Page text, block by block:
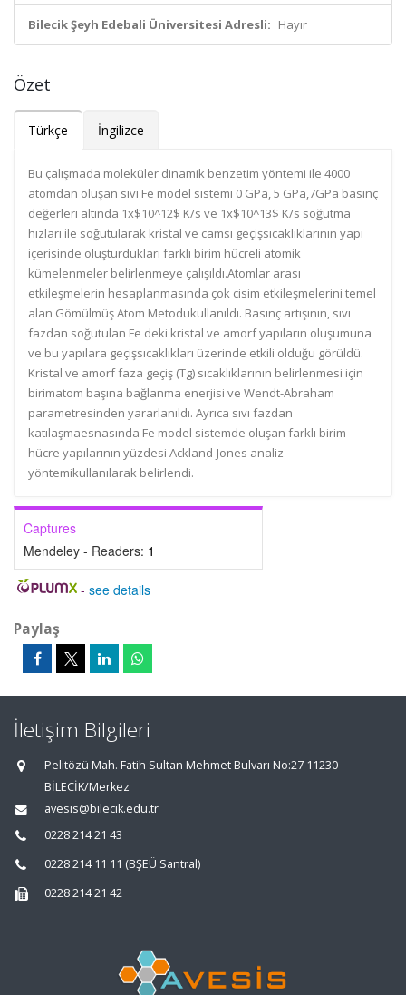
Bilecik Şeyh Edebali Üniversitesi Adresli: Hayır
Özet
Türkçe İngilizce
Bu çalışmada moleküler dinamik benzetim yöntemi ile 4000
atomdan oluşan sıvı Fe model sistemi 0 GPa, 5 GPa,7GPa basınç
değerleri altında 1x$10^12$ K/s ve 1x$10^13$ K/s soğutma
hızları ile soğutularak kristal ve camsı geçişsıcaklıklarının yapı
içerisinde oluşturdukları farklı birim hücreli atomik
kümelenmeler belirlenmeye çalışıldı.Atomlar arası
etkileşmelerin hesaplanmasında çok cisim etkileşmelerini temel
alan Gömülmüş Atom Metodukullanıldı. Basınç artışının, sıvı
fazdan soğutulan Fe deki kristal ve amorf yapıların oluşumuna
ve bu yapılara geçişsıcaklıkları üzerinde etkili olduğu görüldü.
Kristal ve amorf faza geçiş (Tg) sıcaklıklarının belirlenmesi için
birimatom başına bağlanma enerjisi ve Wendt-Abraham
parametresinden yararlanıldı. Ayrıca sıvı fazdan
katılaşmaesnasında Fe model sistemde oluşan farklı birim
hücre yapılarının yüzdesi Ackland-Jones analiz
yöntemikullanılarak belirlendi.
Captures
Mendeley - Readers: 1
- see details
Paylaş
İletişim Bilgileri
Pelitözü Mah. Fatih Sultan Mehmet Bulvarı No:27 11230
BİLECİK/Merkez
avesis@bilecik.edu.tr
0228 214 21 43
0228 214 11 11 (BŞEÜ Santral)
0228 214 21 42